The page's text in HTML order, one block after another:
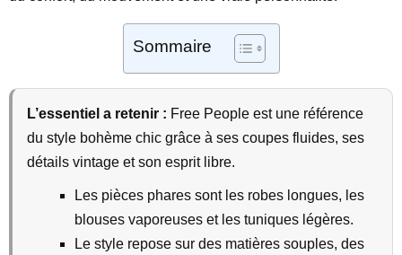
Sommaire
L’essentiel a retenir : Free People est une référence
du style bohème chic grâce à ses coupes fluides, ses
détails vintage et son esprit libre.
Les pièces phares sont les robes longues, les
blouses vaporeuses et les tuniques légères.
Le style repose sur des matières souples, des